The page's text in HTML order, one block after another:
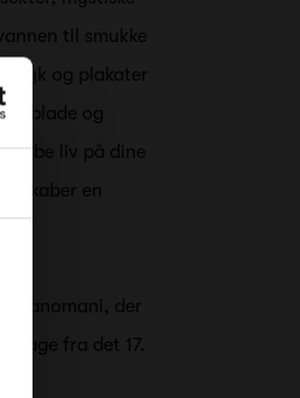
til smukke
tryk og plakater
blade og
liv på dine
skaber en
der
fra det 17.